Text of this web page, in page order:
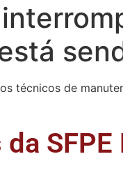
técnicos de
SFPE